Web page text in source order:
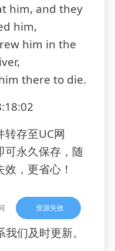
him, and they
him,
him in the
there to die.
转存至UC网
可永久保存，随
，更省心！
资源失效
们及时更新。